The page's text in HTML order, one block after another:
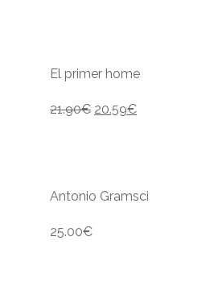
El primer home
21.90€ 20.59€
Antonio Gramsci
25.00€